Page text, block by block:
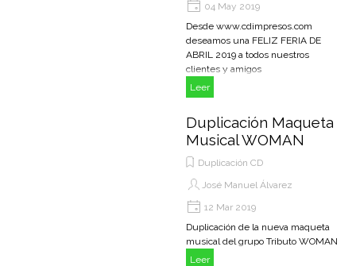
04 May 2019
Desde www.cdimpresos.com
deseamos una FELIZ FERIA DE
ABRIL 2019 a todos nuestros
clientes y amigos
Leer
Duplicación Maqueta
Musical WOMAN
Duplicación CD
José Manuel Álvarez
12 Mar 2019
Duplicación de la nueva maqueta
musical del grupo Tributo WOMAN
Leer